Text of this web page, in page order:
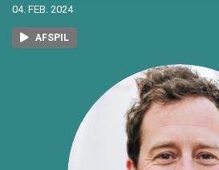
04. FEB. 2024
AFSPIL